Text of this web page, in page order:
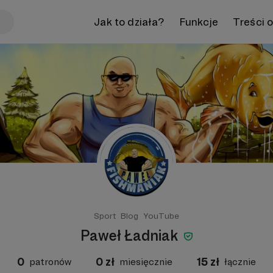
Jak to działa? Funkcje Treści
Sport Blog YouTube
Paweł Ładniak
0 patronów 0 zł miesięcznie 15 zł łącznie